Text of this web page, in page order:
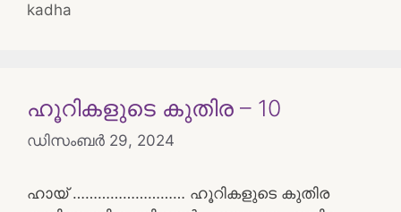
kadha
ഹൂറികളുടെ കുതിര – 10
ഡിസംബർ 29, 2024
ഹായ് ……………………… ഹൂറികളുടെ കുതിര